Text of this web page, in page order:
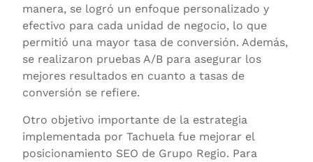
manera, se logró un enfoque personalizado y
efectivo para cada unidad de negocio, lo que
permitió una mayor tasa de conversión. Además,
se realizaron pruebas A/B para asegurar los
mejores resultados en cuanto a tasas de
conversión se refiere.
Otro objetivo importante de la estrategia
implementada por Tachuela fue mejorar el
posicionamiento SEO de Grupo Regio. Para